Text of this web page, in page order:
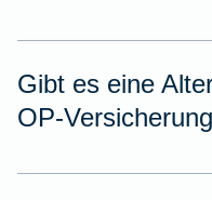
Gibt es eine
OP-